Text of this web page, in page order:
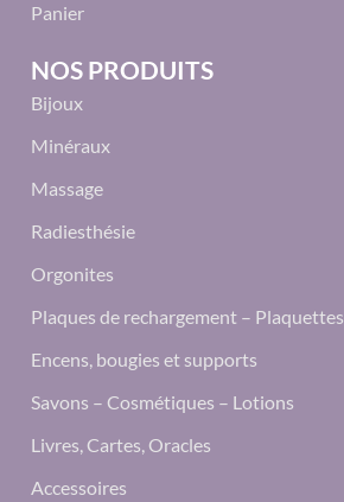
Panier
NOS PRODUITS
Bijoux
Minéraux
Massage
Radiesthésie
Orgonites
Plaques de rechargement – Plaquettes
Encens, bougies et supports
Savons – Cosmétiques – Lotions
Livres, Cartes, Oracles
Accessoires